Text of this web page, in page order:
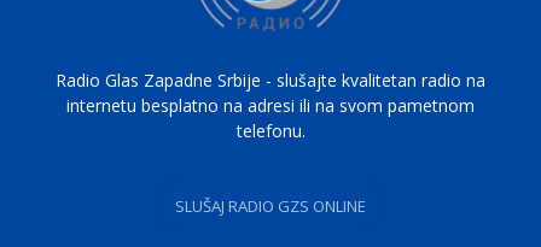
Radio Glas Zapadne Srbije - slušajte kvalitetan radio na
internetu besplatno na adresi ili na svom pametnom
telefonu.
SLUŠAJ RADIO GZS ONLINE